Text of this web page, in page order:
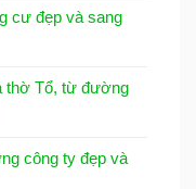
cư đẹp và sang
thờ Tổ, từ đường
công ty đẹp và